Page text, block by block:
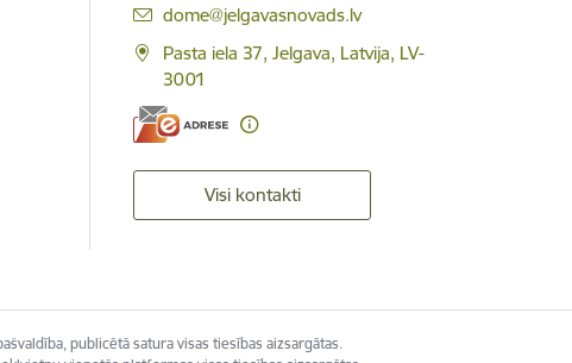
E-pasts:
dome@jelgavasnovads.lv
Pasta iela 37, Jelgava, Latvija, LV-
3001
Visi kontakti
publicētā satura visas tiesības aizsargātas.